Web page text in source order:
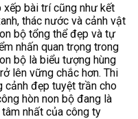
xếp bài trí cũng như kết
thác nước và cảnh vật
bộ tổng thể đẹp và tự
nhấn quan trọng trong
bộ là biểu tượng hùng
lên vững chắc hơn. Thi
cảnh đẹp tuyệt trần cho
hòn non bộ đang là
nhất của công ty